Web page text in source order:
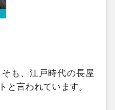
も、江戸時代の長屋
と言われています。